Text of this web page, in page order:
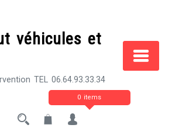
véhicules et
TEL 06.64.93.33.34
0 items